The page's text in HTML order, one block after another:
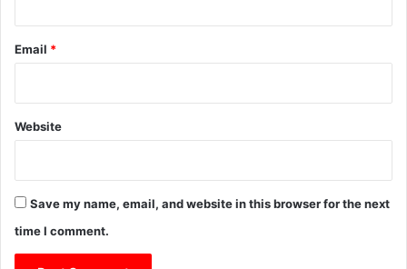
Email *
Website
Save my name, email, and website in this browser for the next
time I comment.